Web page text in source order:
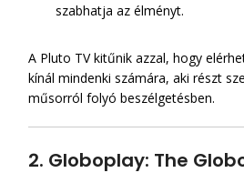
szabhatja az élményt.
A Pluto TV kitűnik azzal, hogy
kínál mindenki számára, aki részt
műsorról folyó beszélgetésben.
2. Globoplay: The